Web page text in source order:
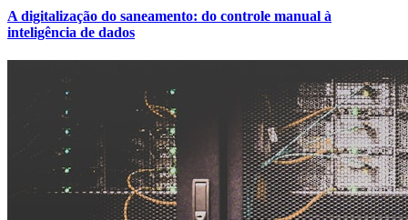
A digitalização do saneamento: do controle manual à
inteligência de dados